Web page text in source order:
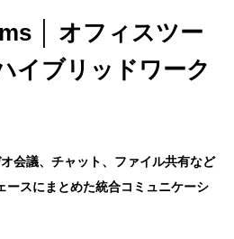
│ オフィスツー
イブリッドワーク
会議、チャット、ファイル共有など
ースにまとめた統合コミュニケーシ